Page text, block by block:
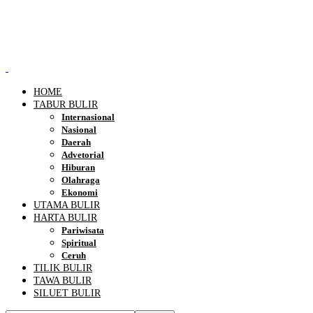
HOME
TABUR BULIR
Internasional
Nasional
Daerah
Advetorial
Hiburan
Olahraga
Ekonomi
UTAMA BULIR
HARTA BULIR
Pariwisata
Spiritual
Ceruh
TILIK BULIR
TAWA BULIR
SILUET BULIR